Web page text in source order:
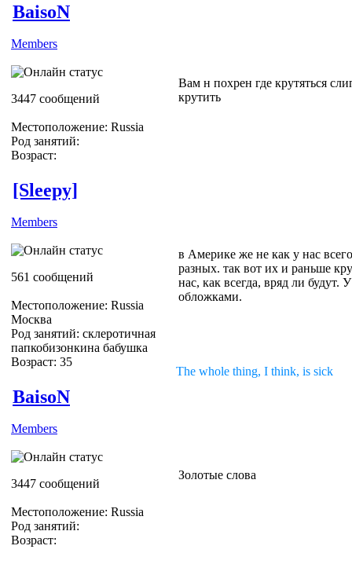
BaisoN
Members
3447 сообщений
Местоположение: Russia
Род занятий:
Возраст:
Вам н похрен где крутяться
крутить
[Sleepy]
Members
561 сообщений
Местоположение: Russia
Москва
Род занятий: склеротичная
папкобизонкина бабушка
Возраст: 35
в Америке же не как у нас
разных. так вот их и раньше
нас, как всегда, вряд ли
обложками.
The whole thing, I think, is sick
BaisoN
Members
3447 сообщений
Местоположение: Russia
Род занятий:
Возраст:
Золотые слова